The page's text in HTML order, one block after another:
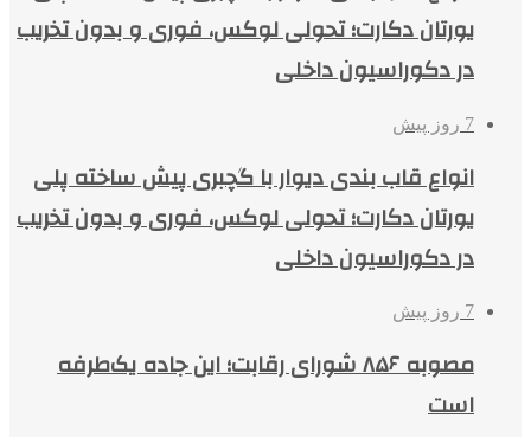
یورتان دکارت؛ تحولی لوکس، فوری و بدون تخریب
در دکوراسیون داخلی
7 روز پیش
انواع قاب بندی دیوار با گچبری پیش ساخته پلی
یورتان دکارت؛ تحولی لوکس، فوری و بدون تخریب
در دکوراسیون داخلی
7 روز پیش
مصوبه ۸۵۶ شورای رقابت؛ این جاده یک‌طرفه
است